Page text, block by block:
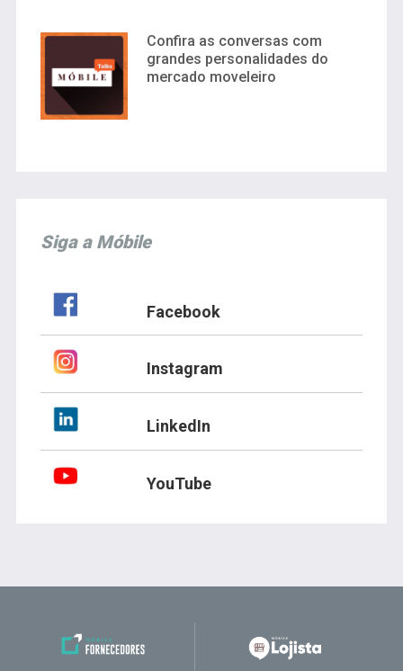
Confira as conversas com
grandes personalidades do
mercado moveleiro
Siga a Móbile
Facebook
Instagram
LinkedIn
YouTube